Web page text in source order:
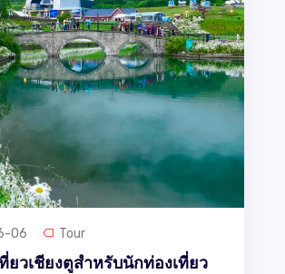
06 Tour
ยวเชียงตูสำหรับนักท่องเที่ยว